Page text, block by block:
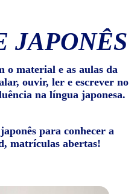
JAPONÊS
o material e as aulas da
ouvir, ler e escrever no
na língua japonesa.
para conhecer a
matrículas abertas!